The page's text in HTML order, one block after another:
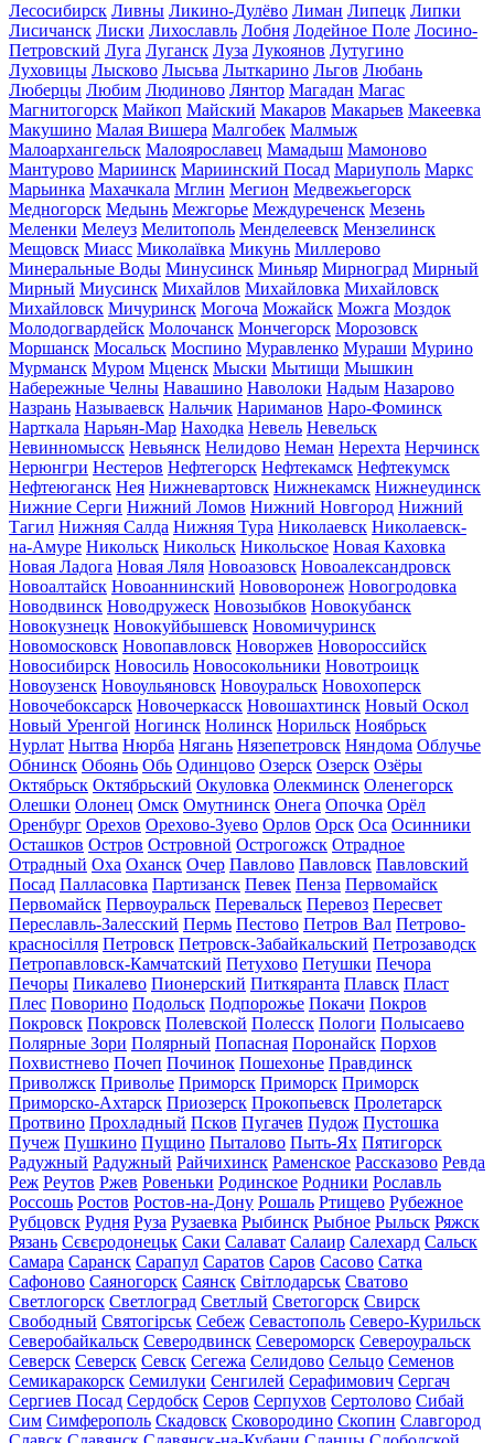
Лесосибирск Ливны Ликино-Дулёво Лиман Липецк Липки
Лисичанск Лиски Лихославль Лобня Лодейное Поле Лосино-
Петровский Луга Луганск Луза Лукоянов Лутугино
Луховицы Лысково Лысьва Лыткарино Льгов Любань
Люберцы Любим Людиново Лянтор Магадан Магас
Магнитогорск Майкоп Майский Макаров Макарьев Макеевка
Макушино Малая Вишера Малгобек Малмыж
Малоархангельск Малоярославец Мамадыш Мамоново
Мантурово Мариинск Мариинский Посад Мариуполь Маркс
Марьинка Махачкала Мглин Мегион Медвежьегорск
Медногорск Медынь Межгорье Междуреченск Мезень
Меленки Мелеуз Мелитополь Менделеевск Мензелинск
Мещовск Миасс Миколаївка Микунь Миллерово
Минеральные Воды Минусинск Миньяр Мирноград Мирный
Мирный Миусинск Михайлов Михайловка Михайловск
Михайловск Мичуринск Могоча Можайск Можга Моздок
Молодогвардейск Молочанск Мончегорск Морозовск
Моршанск Мосальск Моспино Муравленко Мураши Мурино
Мурманск Муром Мценск Мыски Мытищи Мышкин
Набережные Челны Навашино Наволоки Надым Назарово
Назрань Называевск Нальчик Нариманов Наро-Фоминск
Нарткала Нарьян-Мар Находка Невель Невельск
Невинномысск Невьянск Нелидово Неман Нерехта Нерчинск
Нерюнгри Нестеров Нефтегорск Нефтекамск Нефтекумск
Нефтеюганск Нея Нижневартовск Нижнекамск Нижнеудинск
Нижние Серги Нижний Ломов Нижний Новгород Нижний
Тагил Нижняя Салда Нижняя Тура Николаевск Николаевск-
на-Амуре Никольск Никольск Никольское Новая Каховка
Новая Ладога Новая Ляля Новоазовск Новоалександровск
Новоалтайск Новоаннинский Нововоронеж Новогродовка
Новодвинск Новодружеск Новозыбков Новокубанск
Новокузнецк Новокуйбышевск Новомичуринск
Новомосковск Новопавловск Новоржев Новороссийск
Новосибирск Новосиль Новосокольники Новотроицк
Новоузенск Новоульяновск Новоуральск Новохоперск
Новочебоксарск Новочеркасск Новошахтинск Новый Оскол
Новый Уренгой Ногинск Нолинск Норильск Ноябрьск
Нурлат Нытва Нюрба Нягань Нязепетровск Няндома Облучье
Обнинск Обоянь Обь Одинцово Озерск Озерск Озёры
Октябрьск Октябрьский Окуловка Олекминск Оленегорск
Олешки Олонец Омск Омутнинск Онега Опочка Орёл
Оренбург Орехов Орехово-Зуево Орлов Орск Оса Осинники
Осташков Остров Островной Острогожск Отрадное
Отрадный Оха Оханск Очер Павлово Павловск Павловский
Посад Палласовка Партизанск Певек Пенза Первомайск
Первомайск Первоуральск Перевальск Перевоз Пересвет
Переславль-Залесский Пермь Пестово Петров Вал Петрово-
красносілля Петровск Петровск-Забайкальский Петрозаводск
Петропавловск-Камчатский Петухово Петушки Печора
Печоры Пикалево Пионерский Питкяранта Плавск Пласт
Плес Поворино Подольск Подпорожье Покачи Покров
Покровск Покровск Полевской Полесск Пологи Полысаево
Полярные Зори Полярный Попасная Поронайск Порхов
Похвистнево Почеп Починок Пошехонье Правдинск
Приволжск Приволье Приморск Приморск Приморск
Приморско-Ахтарск Приозерск Прокопьевск Пролетарск
Протвино Прохладный Псков Пугачев Пудож Пустошка
Пучеж Пушкино Пущино Пыталово Пыть-Ях Пятигорск
Радужный Радужный Райчихинск Раменское Рассказово Ревда
Реж Реутов Ржев Ровеньки Родинское Родники Рославль
Россошь Ростов Ростов-на-Дону Рошаль Ртищево Рубежное
Рубцовск Рудня Руза Рузаевка Рыбинск Рыбное Рыльск Ряжск
Рязань Сєвєродонецьк Саки Салават Салаир Салехард Сальск
Самара Саранск Сарапул Саратов Саров Сасово Сатка
Сафоново Саяногорск Саянск Світлодарськ Сватово
Светлогорск Светлоград Светлый Светогорск Свирск
Свободный Святогірськ Себеж Севастополь Северо-Курильск
Северобайкальск Северодвинск Североморск Североуральск
Северск Северск Севск Сегежа Селидово Сельцо Семенов
Семикаракорск Семилуки Сенгилей Серафимович Сергач
Сергиев Посад Сердобск Серов Серпухов Сертолово Сибай
Сим Симферополь Скадовск Сковородино Скопин Славгород